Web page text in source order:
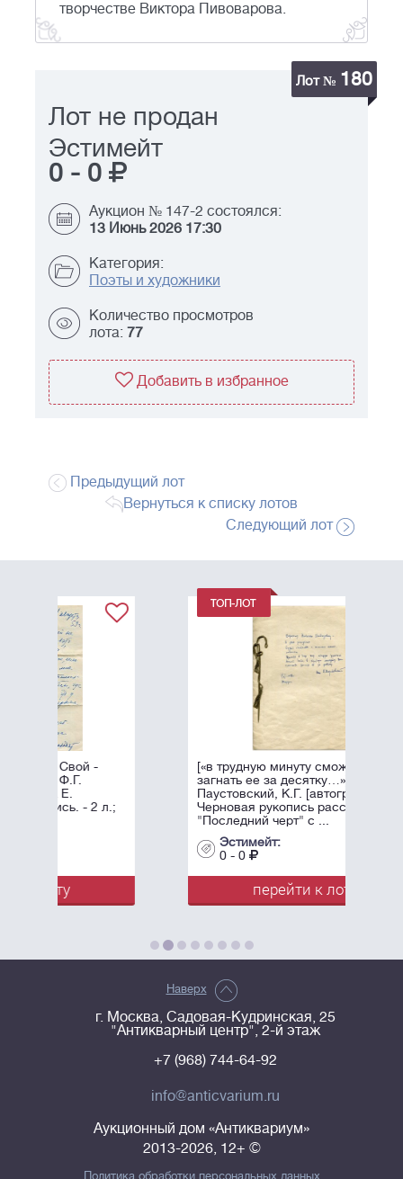
творчестве Виктора Пивоварова.
Лот № 180
Лот не продан
Эстимейт
0 - 0
Аукцион № 147-2 состоялся:
13 Июнь 2026 17:30
Категория:
Поэты и художники
Количество просмотров
лота: 77
Добавить в избранное
Предыдущий лот
Вернуться к списку лотов
Следующий лот
[«в трудную минуту сможете
загнать ее за десятку…»]
Паустовский, К.Г. [автограф].
Черновая рукопись рассказа
"Последний черт" с ...
перейти к лоту
Наверх
г. Москва, Садовая-Кудринская, 25
"Антикварный центр", 2-й этаж
+7 (968) 744-64-92
info@anticvarium.ru
Аукционный дом «Антиквариум»
2013-2026, 12+ ©
Политика обработки персональных данных